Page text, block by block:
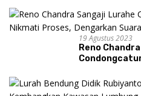
19 Agustus 2023
Reno
dan Syukuri